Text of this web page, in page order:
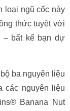
loại ngũ cốc này
thức tuyệt vời
– bất kể bạn dự
ba nguyên liệu
các nguyên liệu
Banana Nut